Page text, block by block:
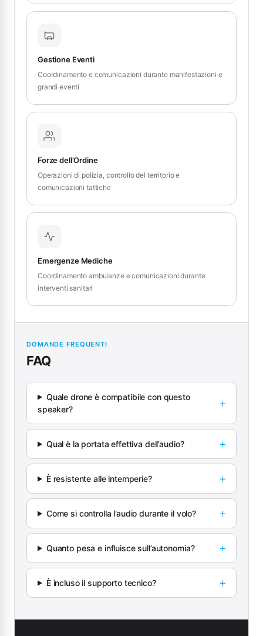
Gestione Eventi
Coordinamento e comunicazioni durante manifestazioni e
grandi eventi
Forze dell’Ordine
Operazioni di polizia, controllo del territorio e
comunicazioni tattiche
Emergenze Mediche
Coordinamento ambulanze e comunicazioni durante
interventi sanitari
DOMANDE FREQUENTI
FAQ
Quale drone è compatibile con questo
speaker?
Qual è la portata effettiva dell’audio?
È resistente alle intemperie?
Come si controlla l’audio durante il volo?
Quanto pesa e influisce sull’autonomia?
È incluso il supporto tecnico?